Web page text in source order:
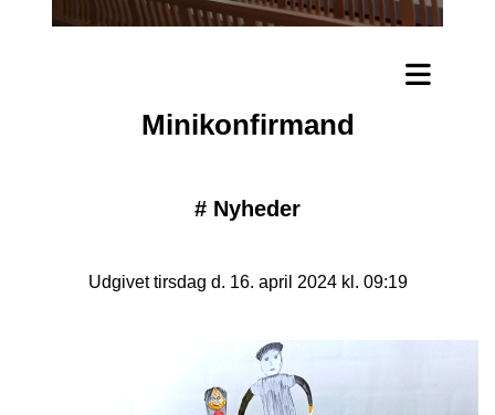
Minikonfirmand
# Nyheder
Udgivet tirsdag d. 16. april 2024 kl. 09:19